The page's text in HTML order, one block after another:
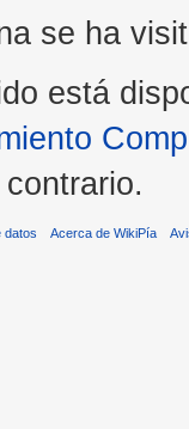
se ha
está
datos Acerca de WikiPía